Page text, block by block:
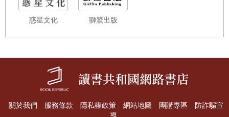
惑星文化 獅鷲出版
關於我們 服務條款 隱私權政策 網站地圖 團購專區
防詐騙宣